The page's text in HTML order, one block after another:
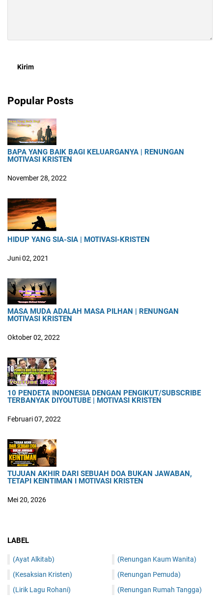
Popular Posts
BAPA YANG BAIK BAGI KELUARGANYA | RENUNGAN
MOTIVASI KRISTEN
November 28, 2022
HIDUP YANG SIA-SIA | MOTIVASI-KRISTEN
Juni 02, 2021
MASA MUDA ADALAH MASA PILHAN | RENUNGAN
MOTIVASI KRISTEN
Oktober 02, 2022
10 PENDETA INDONESIA DENGAN PENGIKUT/SUBSCRIBE
TERBANYAK DIYOUTUBE | MOTIVASI KRISTEN
Februari 07, 2022
TUJUAN AKHIR DARI SEBUAH DOA BUKAN JAWABAN,
TETAPI KEINTIMAN I MOTIVASI KRISTEN
Mei 20, 2026
LABEL
(Ayat Alkitab)
(Kesaksian Kristen)
(Lirik Lagu Rohani)
(Renungan Kaum Wanita)
(Renungan Pemuda)
(Renungan Rumah Tangga)